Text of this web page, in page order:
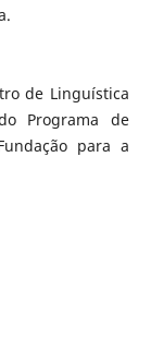
de Linguística
Programa de
para a